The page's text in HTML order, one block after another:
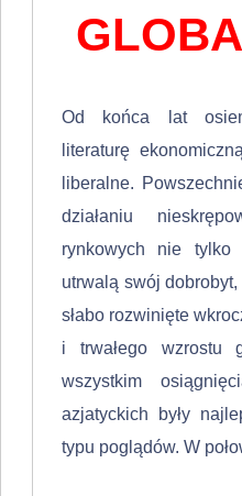
Od końca lat
literaturę
liberalne.
działaniu
rynkowych nie tylko
utrwalą swój
słabo rozwinięte
i trwałego wzrostu
wszystkim
azjatyckich były
typu poglą­dów. W